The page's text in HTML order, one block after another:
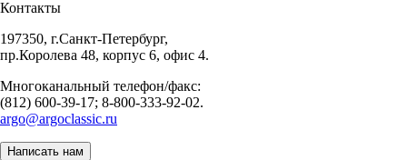
Контакты
197350, г.Санкт-Петербург,
пр.Королева 48, корпус 6, офис 4.
Многоканальный телефон/факс:
(812) 600-39-17; 8-800-333-92-02.
argo@argoclassic.ru
Написать нам